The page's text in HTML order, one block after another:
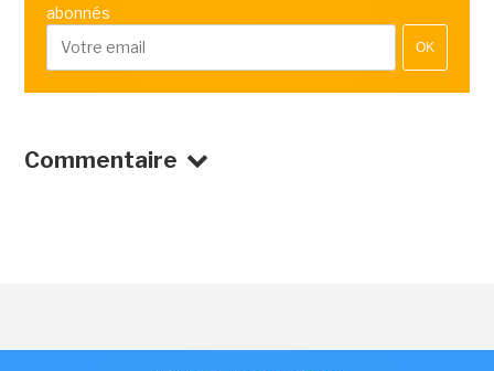
abonnés
OK
Commentaire